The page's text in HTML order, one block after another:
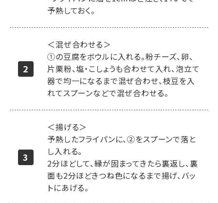
予熱しておく。
＜混ぜ合わせる＞
①の豆腐をボウルに入れる。粉チーズ、卵、
片栗粉、塩・こしょうも合わせて入れ、泡立て
器で均一になるまで混ぜ合わせ、枝豆を入
れてスプーンなどで混ぜ合わせる。
＜揚げる＞
予熱したフライパンに、②をスプーンで落と
し入れる。
2分ほどして、縁が固まってきたら裏返し、裏
面も2分ほどきつね色になるまで揚げ、バッ
トにあげる。